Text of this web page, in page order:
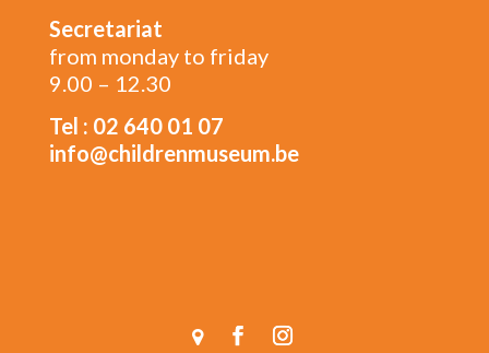
Secretariat
from monday to friday
9.00 – 12.30
Tel : 02 640 01 07
info@childrenmuseum.be